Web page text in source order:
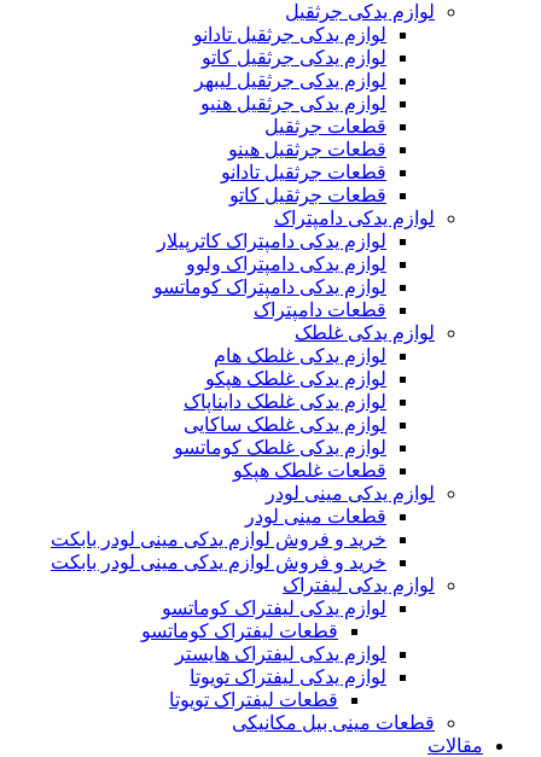
لوازم یدکی جرثقیل
لوازم یدکی جرثقیل تادانو
لوازم یدکی جرثقیل کاتو
لوازم یدکی جرثقیل لیبهر
لوازم یدکی جرثقیل هنیو
قطعات جرثقیل
قطعات جرثقیل هینو
قطعات جرثقیل تادانو
قطعات جرثقیل کاتو
لوازم یدکی دامپتراک
لوازم یدکی دامپتراک کاترپیلار
لوازم یدکی دامپتراک ولوو
لوازم یدکی دامپتراک کوماتسو
قطعات دامپتراک
لوازم یدکی غلطک
لوازم یدکی غلطک هام
لوازم یدکی غلطک هپکو
لوازم یدکی غلطک دایناپاک
لوازم یدکی غلطک ساکایی
لوازم یدکی غلطک کوماتسو
قطعات غلطک هپکو
لوازم یدکی مینی لودر
قطعات مینی لودر
خرید و فروش لوازم یدکی مینی لودر بابکت
خرید و فروش لوازم یدکی مینی لودر بابکت
لوازم یدکی لیفتراک
لوازم یدکی لیفتراک کوماتسو
قطعات لیفتراک کوماتسو
لوازم یدکی لیفتراک هایستر
لوازم یدکی لیفتراک تویوتا
قطعات لیفتراک تویوتا
قطعات مینی بیل مکانیکی